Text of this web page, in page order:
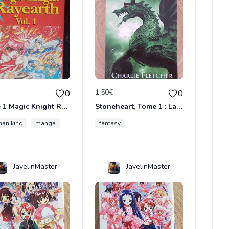
cercle
0
Tome 1 Magic Knight Rayearth
king manga
1.50€ 0
Stoneheart, Tome 1 : La Malédiction de pierre
fantasy
JavelinMaster JavelinMaster